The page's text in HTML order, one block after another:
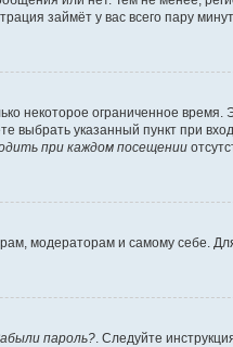
займёт у вас всего пару
некоторое ограниченное время.
выбрать указанный пункт при
при каждом посещении
модераторам и самому себе.
пароль? . Следуйте